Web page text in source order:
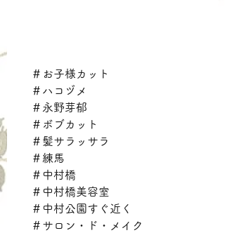
＃お子様カット
＃ハコヅメ
＃永野芽郁
＃ボブカット
＃髪サラッサラ
＃練馬
＃中村橋
＃中村橋美容室
＃中村公園すぐ近く
＃サロン・ド・メイク